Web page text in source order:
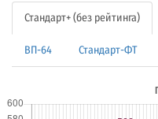
Стандарт+ (без рейтинга)
ВП-64 Стандарт-ФТ